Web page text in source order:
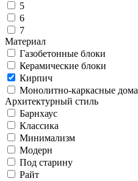
5
6
7
Материал
Газобетонные блоки
Керамические блоки
Кирпич
Монолитно-каркасные дома
Архитектурный стиль
Барнхаус
Классика
Минимализм
Модерн
Под старину
Райт